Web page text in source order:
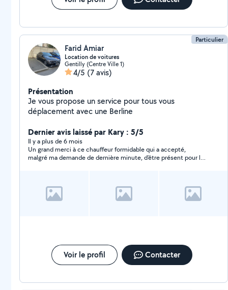
vous donner des nouvelles le temps de votre départ.
Particulier
Farid Amiar
Location de voitures
Gentilly (Centre Ville 1)
4/5 (7 avis)
Présentation
Je vous propose un service pour tous vous
déplacement avec une Berline
Dernier avis laissé par Kary : 5/5
Il y a plus de 6 mois
Un grand merci à ce chauffeur formidable qui a accepté,
malgré ma demande de dernière minute, d’être présent pour le
soulagée, et je ne peux que le recommander pour son
professionnalisme, sa disponibilité et son calme rassurant.
Voir le profil Contacter